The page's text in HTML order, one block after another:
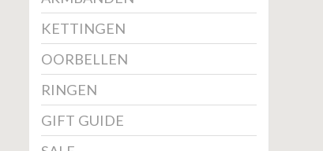
KETTINGEN
OORBELLEN
RINGEN
GIFT GUIDE